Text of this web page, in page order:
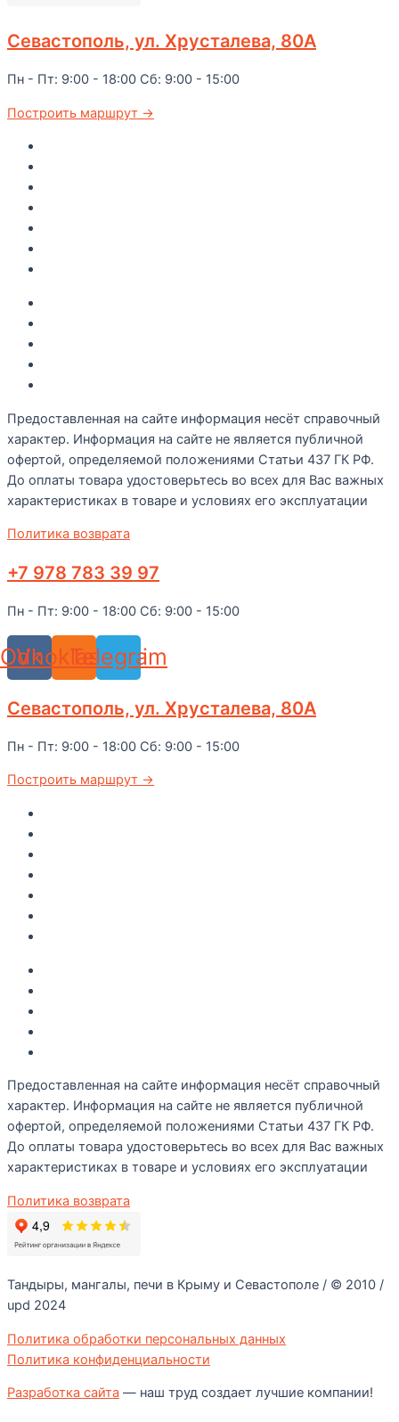
Севастополь, ул. Хрусталева, 80А
Пн - Пт: 9:00 - 18:00 Сб: 9:00 - 15:00
Построить маршрут →
Предоставленная на сайте информация несёт справочный
характер. Информация на сайте не является публичной
офертой, определяемой положениями Статьи 437 ГК РФ.
До оплаты товара удостоверьтесь во всех для Вас важных
характеристиках в товаре и условиях его эксплуатации
Политика возврата
+7 978 783 39 97
Пн - Пт: 9:00 - 18:00 Сб: 9:00 - 15:00
Vk
Odnoklassniki
Telegram
Севастополь, ул. Хрусталева, 80А
Пн - Пт: 9:00 - 18:00 Сб: 9:00 - 15:00
Построить маршрут →
Предоставленная на сайте информация несёт справочный
характер. Информация на сайте не является публичной
офертой, определяемой положениями Статьи 437 ГК РФ.
До оплаты товара удостоверьтесь во всех для Вас важных
характеристиках в товаре и условиях его эксплуатации
Политика возврата
Тандыры, мангалы, печи в Крыму и Севастополе / © 2010 /
upd 2024
Политика обработки персональных данных
Политика конфиденциальности
Разработка сайта — наш труд создает лучшие компании!